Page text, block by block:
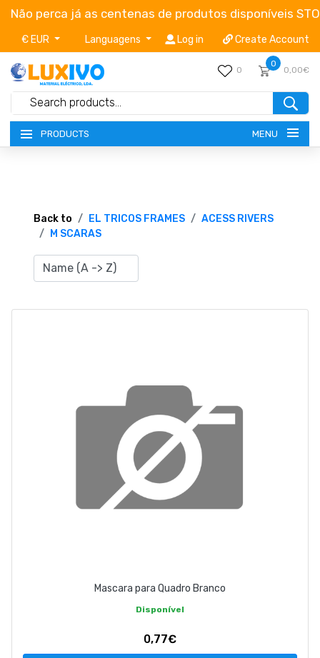
Não perca já as centenas de produtos disponíveis
€ EUR Languagens Log in Create Account
0
0
0,00€
PRODUCTS MENU
TERMS OF SERVICE
geral@luxivo.pt
Back to EL TRICOS FRAMES
ACESS RIVERS
M SCARAS
Mascara para Quadro Branco
Disponível
0,77€